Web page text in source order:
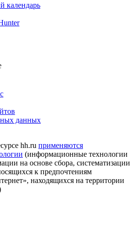
календарь
данных
hh.ru применяются
(информационные технологии
на основе сбора, систематизации
к предпочтениям
находящихся на территории